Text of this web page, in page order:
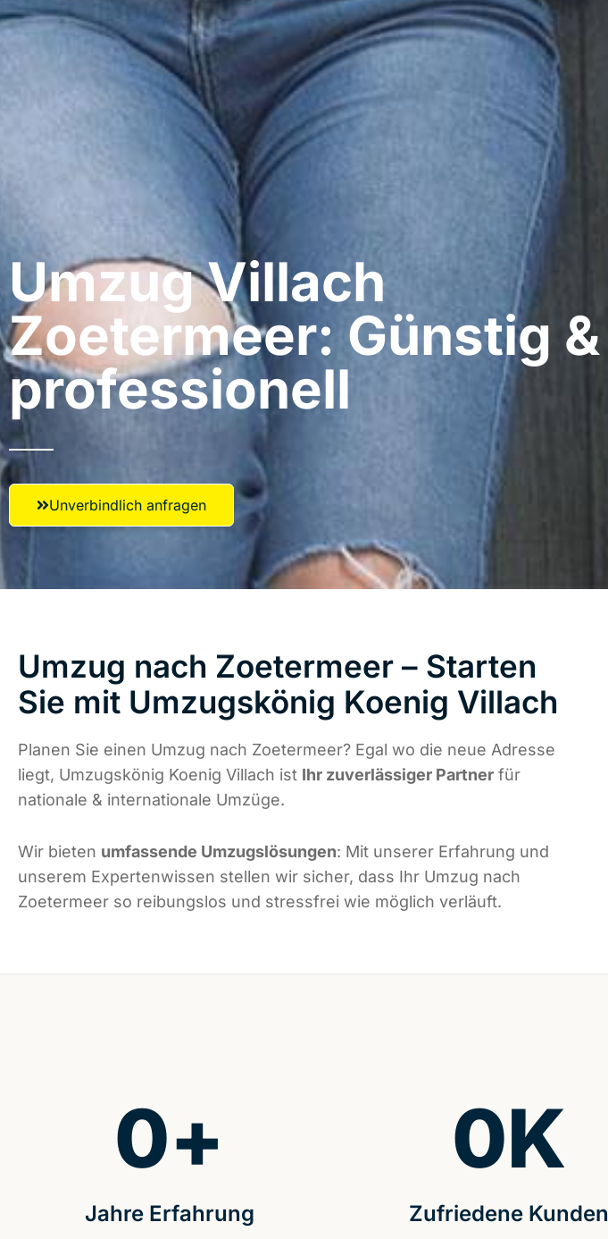
Umzug Villach​
Zoetermeer: Günstig &
professionell​
Unverbindlich anfragen
Umzug nach Zoetermeer – Starten
Sie mit Umzugskönig Koenig Villach
Planen Sie einen Umzug nach Zoetermeer? Egal wo die neue Adresse
liegt, Umzugskönig Koenig Villach ist Ihr zuverlässiger Partner für
nationale & internationale Umzüge.
Wir bieten umfassende Umzugslösungen: Mit unserer Erfahrung und
unserem Expertenwissen stellen wir sicher, dass Ihr Umzug nach
Zoetermeer so reibungslos und stressfrei wie möglich verläuft.
Jahre Erfahrung
0+
Zufriedene Kunden
0K